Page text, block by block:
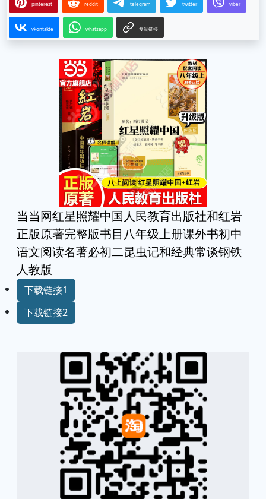
pinterest reddit telegram twitter viber
vkontakte whatsapp 复制链接
当当网红星照耀中国人民教育出版社和红岩
正版原著完整版书目八年级上册课外书初中
语文阅读名著必初二昆虫记和经典常谈钢铁
人教版
下载链接1
下载链接2